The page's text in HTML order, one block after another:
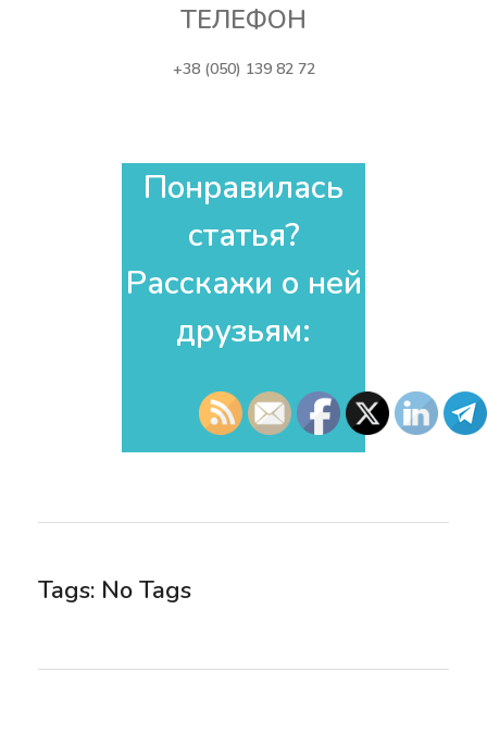
ТЕЛЕФОН
+38 (050) 139 82 72
Понравилась
статья?
Расскажи о ней
друзьям:​
Tags: No Tags